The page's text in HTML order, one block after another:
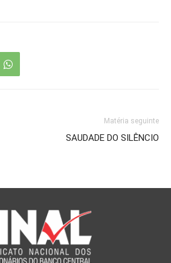
Matéria seguinte
SAUDADE DO SILÊNCIO